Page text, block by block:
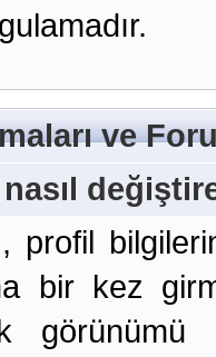
ve
nasıl
profil
bir kez
görünümü